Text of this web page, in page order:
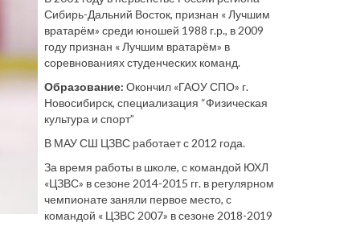
Сибирь-Дальний Восток, признан « Лучшим
вратарём» среди юношей 1988 г.р., в 2009
году признан « Лучшим вратарём» в
соревнованиях студенческих команд.
Образование: Окончил «ГАОУ СПО» г.
Новосибирск, специализация “Физическая
культура и спорт”
В МАУ СШ ЦЗВС работает с 2012 года.
За время работы в школе, с командой ЮХЛ
«ЦЗВС» в сезоне 2014-2015 гг. в регулярном
чемпионате заняли первое место, с
командой « ЦЗВС 2007» в сезоне 2018-2019